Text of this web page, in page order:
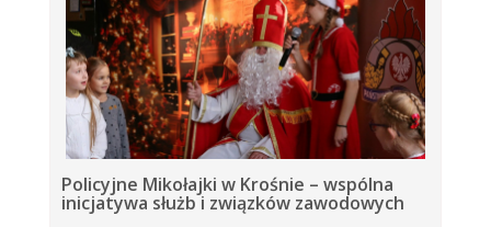
Policyjne Mikołajki w Krośnie – wspólna
inicjatywa służb i związków zawodowych